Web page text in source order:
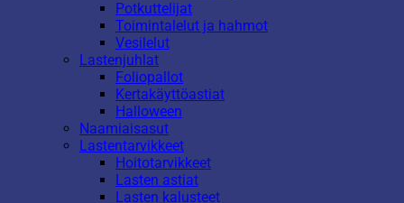
Potkuttelijat
Toimintalelut ja hahmot
Vesilelut
Lastenjuhlat
Foliopallot
Kertakäyttöastiat
Halloween
Naamiaisasut
Lastentarvikkeet
Hoitotarvikkeet
Lasten astiat
Lasten kalusteet